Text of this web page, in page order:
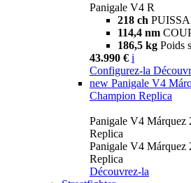
Panigale V4 R
218 ch
114,4 nm
186,5 kg Poids
43.990 € i
Configurez-la
new Panigale V4
Champion Replica
Panigale V4 Márquez
Replica
Panigale V4 Márquez
Replica
Découvrez-la